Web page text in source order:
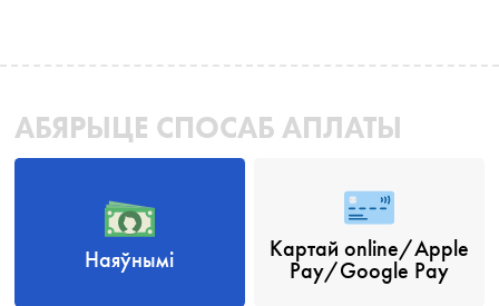
АБЯРЫЦЕ СПОСАБ АПЛАТЫ
Наяўнымі
Картай online/Apple
Pay/Google Pay